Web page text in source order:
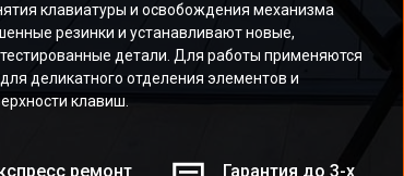
клавиатуры и освобождения механизма
резинки и устанавливают новые,
детали. Для работы применяются
деликатного отделения элементов и
клавиш.
ремонт
Гарантия до 3-х